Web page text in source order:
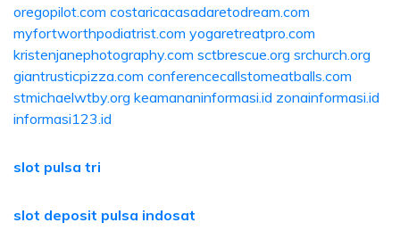
oregopilot.com costaricacasadaretodream.com
myfortworthpodiatrist.com yogaretreatpro.com
kristenjanephotography.com sctbrescue.org srchurch.org
giantrusticpizza.com conferencecallstomeatballs.com
stmichaelwtby.org keamananinformasi.id zonainformasi.id
informasi123.id
slot pulsa tri
slot deposit pulsa indosat